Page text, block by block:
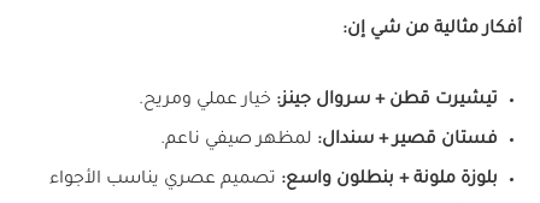
أفكار مثالية من شي إن:
تيشيرت قطن + سروال جينز: خيار عملي ومريح.
فستان قصير + سندال: لمظهر صيفي ناعم.
بلوزة ملونة + بنطلون واسع: تصميم عصري يناسب الأجواء